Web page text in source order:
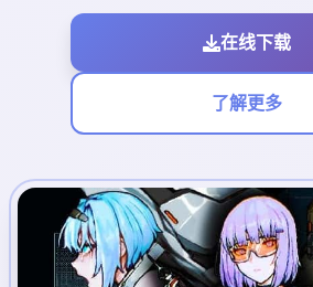
在线下载
了解更多